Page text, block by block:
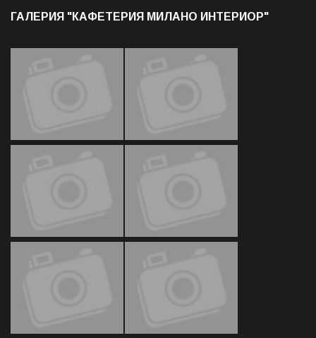
ГАЛЕРИЯ "КАФЕТЕРИЯ МИЛАНО ИНТЕРИОР"